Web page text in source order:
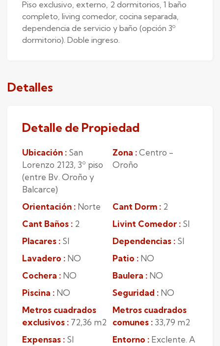
Piso exclusivo, externo, 2 dormitorios, 1 baño
completo, living comedor, cocina separada,
dependencia de servicio y baño (opción 3º
dormitorio). Doble ingreso.
Detalles
Detalle de Propiedad
Ubicación : San
Lorenzo 2123, 3º piso
(entre Bv. Oroño y
Balcarce)
Zona :Centro -
Oroño
Orientación : Norte Cant Dorm : 2
Cant Baños : 2 Livint Comedor : SI
Placares : SI Dependencias : SI
Lavadero : NO Patio : NO
Cochera : NO Baulera : NO
Piscina : NO Seguridad : NO
Metros cuadrados
exclusivos : 72,36 m2
Metros cuadrados
comunes : 33,79 m2
Expensas : SI Entorno : Exclente. A